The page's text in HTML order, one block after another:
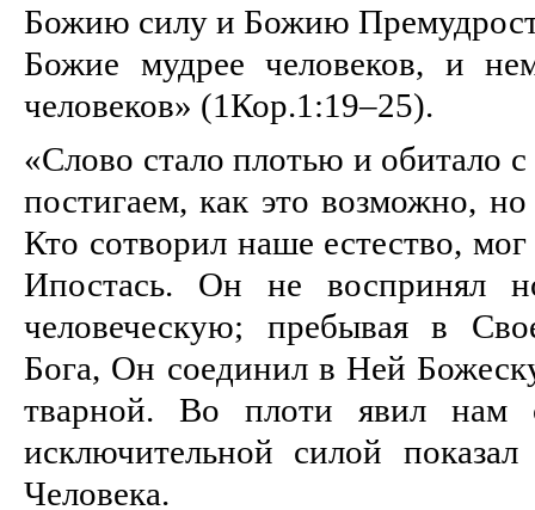
Божию силу и Божию
Божие мудрее человеков, и
человеков» (1Кор.1:19–25).
«Слово стало плотью и
постигаем, как это возможно,
Кто сотворил наше естество,
Ипостась. Он не воспринял
человеческую; пребывая в
Бога, Он соединил в Ней
тварной. Во плоти явил нам
исключительной силой
Человека.